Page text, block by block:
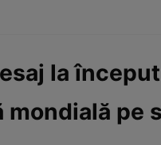
la
mondială pe